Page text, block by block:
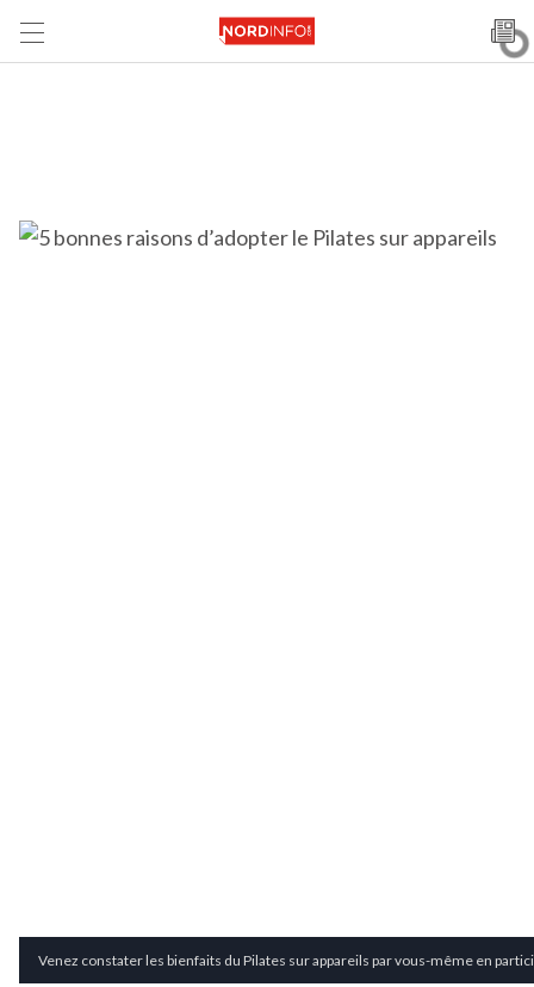
Venez constater les bienfaits du Pilates sur appareils par vous-même en